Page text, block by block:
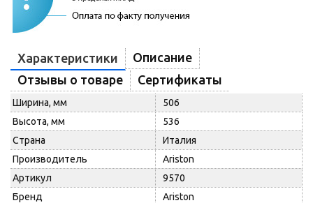
Характеристики
Описание
Отзывы о товаре
Сертификаты
Ширина, мм
506
Высота, мм
536
Страна
Италия
Производитель
Ariston
Артикул
9570
Бренд
Ariston